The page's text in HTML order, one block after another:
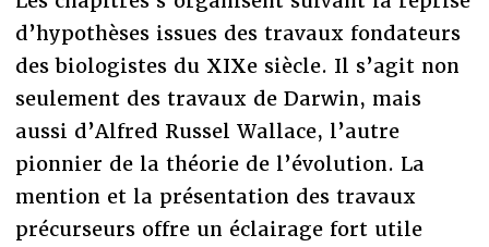
d’hypothèses issues des travaux fondateurs
des biologistes du XIXe siècle. Il s’agit non
seulement des travaux de Darwin, mais
aussi d’Alfred Russel Wallace, l’autre
pionnier de la théorie de l’évolution. La
mention et la présentation des travaux
précurseurs offre un éclairage fort utile